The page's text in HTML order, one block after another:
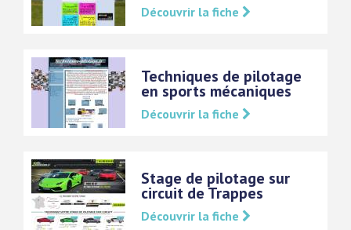
Découvrir la fiche
Techniques de pilotage
en sports mécaniques
Découvrir la fiche
Stage de pilotage sur
circuit de Trappes
Découvrir la fiche